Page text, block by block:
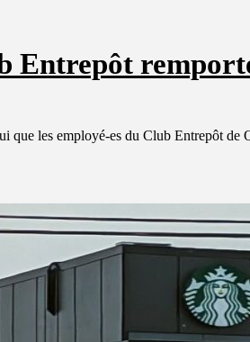
Entrepôt
que les employé-es du Club Entrepôt